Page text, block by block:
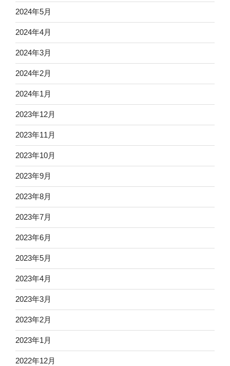
2024年5月
2024年4月
2024年3月
2024年2月
2024年1月
2023年12月
2023年11月
2023年10月
2023年9月
2023年8月
2023年7月
2023年6月
2023年5月
2023年4月
2023年3月
2023年2月
2023年1月
2022年12月